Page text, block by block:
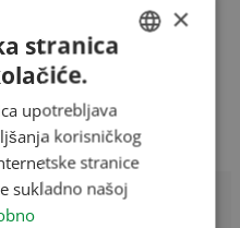
ENGLISH
ROMANIAN
CROATIAN
×
stranica
upotrebljava
korisničkog
stranice
sukladno našoj